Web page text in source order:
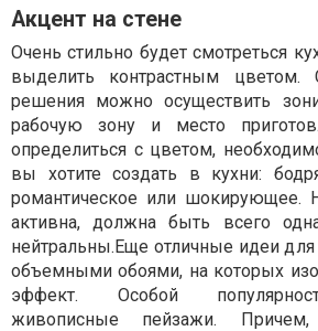
Акцент на стене
Очень стильно будет смотреться
выделить контрастным
решения можно осуществить
рабочую зону и место
определиться с цветом,
вы хотите создать в кухни:
романтическое или шокирующее.
активна, должна быть всего
нейтральны.Еще отличные идеи для
объемными обоями, на которых
эффект. Особой
живописные пейзажи.